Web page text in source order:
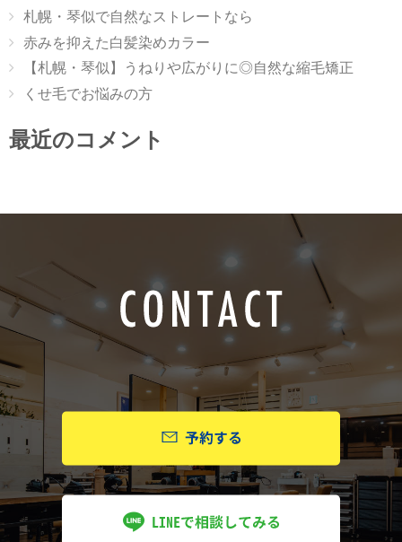
札幌・琴似で自然なストレートなら
赤みを抑えた白髪染めカラー
【札幌・琴似】うねりや広がりに◎自然な縮毛矯正
くせ毛でお悩みの方
最近のコメント